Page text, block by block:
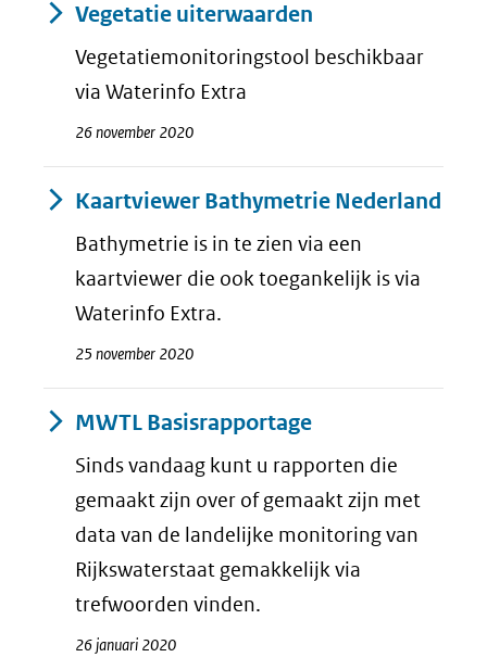
Vegetatie uiterwaarden
Vegetatiemonitoringstool beschikbaar
via Waterinfo Extra
26 november 2020
Kaartviewer Bathymetrie Nederland
Bathymetrie is in te zien via een
kaartviewer die ook toegankelijk is via
Waterinfo Extra.
25 november 2020
MWTL Basisrapportage
Sinds vandaag kunt u rapporten die
gemaakt zijn over of gemaakt zijn met
data van de landelijke monitoring van
Rijkswaterstaat gemakkelijk via
trefwoorden vinden.
26 januari 2020